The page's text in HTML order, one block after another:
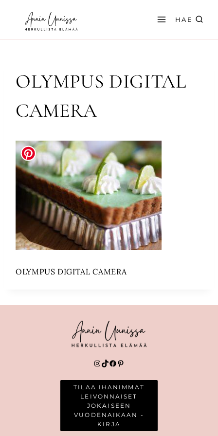
sisältöön
HAE
OLYMPUS DIGITAL
CAMERA
OLYMPUS DIGITAL CAMERA
Instagram
TikTok
Facebook
Pinterest
TILAA IHANIMMAT
LEIVONNAISET
JOKAISEEN
VUODENAIKAAN -
KIRJA